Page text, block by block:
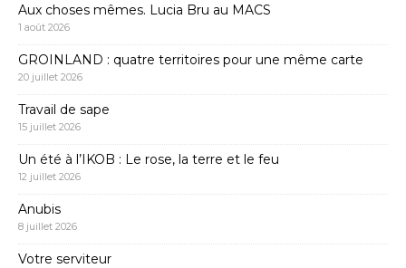
Aux choses mêmes. Lucia Bru au MACS
1 août 2026
GROINLAND : quatre territoires pour une même carte
20 juillet 2026
Travail de sape
15 juillet 2026
Un été à l’IKOB : Le rose, la terre et le feu
12 juillet 2026
Anubis
8 juillet 2026
Votre serviteur